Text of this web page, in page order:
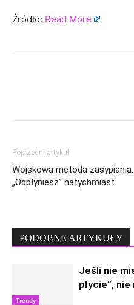
Źródło: Read More
Poprzedni artykuł
Wojskowa metoda zasypiania.
„Odpłyniesz” natychmiast
PODOBNE ARTYKUŁY
Trendy
Jeśli nie
płycie”,